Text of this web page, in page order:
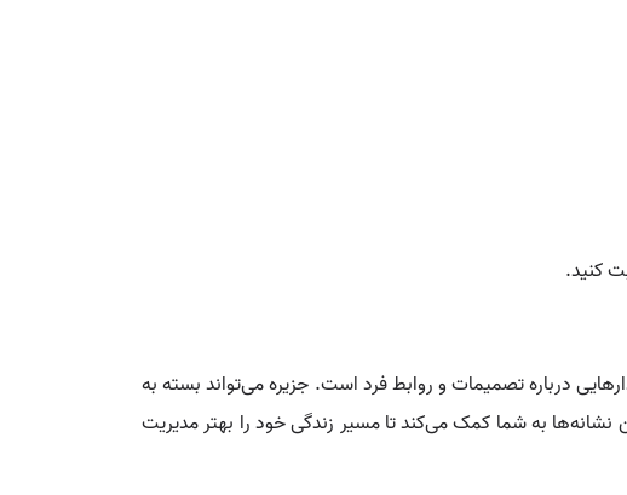
کنید.
درباره تصمیمات و روابط فرد است. جزیره می‌تواند بسته به
به شما کمک می‌کند تا مسیر زندگی خود را بهتر مدیریت